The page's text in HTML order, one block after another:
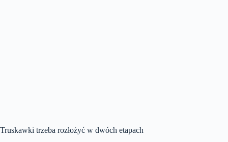
Truskawki trzeba rozłożyć w dwóch etapach